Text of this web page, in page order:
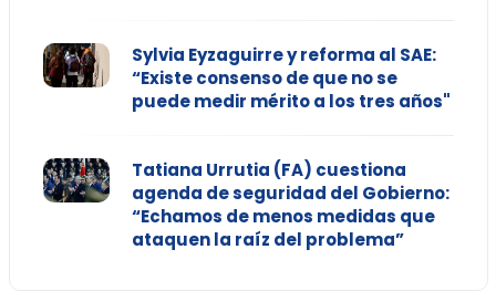
Sylvia Eyzaguirre y reforma al SAE:
“Existe consenso de que no se
puede medir mérito a los tres años"
Tatiana Urrutia (FA) cuestiona
agenda de seguridad del Gobierno:
“Echamos de menos medidas que
ataquen la raíz del problema”